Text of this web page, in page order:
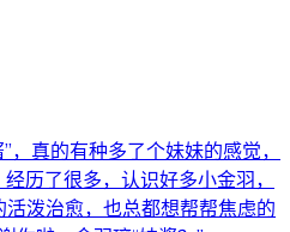
真的有种多了个妹妹的感觉，
历了很多，认识好多小金羽，
泼治愈，也总都想帮帮焦虑的